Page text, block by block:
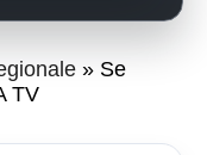
Se
TV